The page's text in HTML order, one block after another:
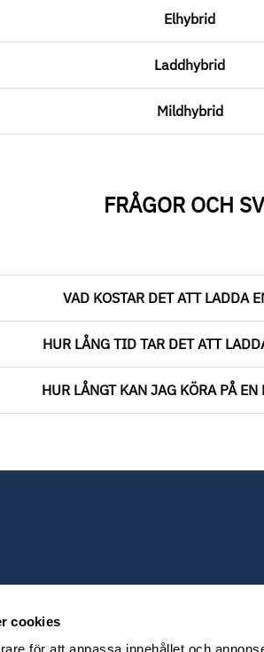
cookies
Elhybrid
Laddhybrid
Mildhybrid
FRÅGOR OCH
VAD KOSTAR DET ATT LADDA
HUR LÅNG TID TAR DET ATT
HUR LÅNGT KAN JAG KÖRA PÅ